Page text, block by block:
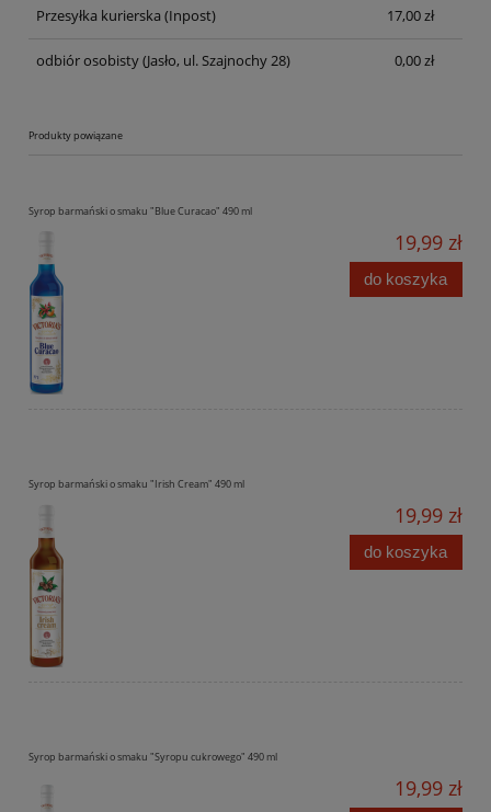
Przesyłka kurierska (Inpost) 17,00 zł
odbiór osobisty(Jasło, ul. Szajnochy 28) 0,00 zł
Produkty powiązane
Syrop barmański o smaku "Blue Curacao" 490 ml
19,99 zł
do koszyka
Syrop barmański o smaku "Irish Cream" 490 ml
19,99 zł
do koszyka
Syrop barmański o smaku "Syropu cukrowego" 490 ml
19,99 zł